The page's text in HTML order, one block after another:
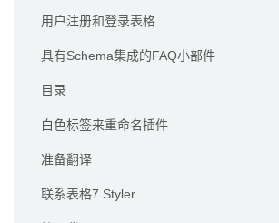
用户注册和登录表格
具有Schema集成的FAQ小部件
目录
白色标签来重命名插件
准备翻译
联系表格7 Styler